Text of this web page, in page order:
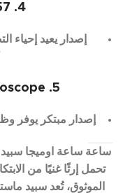
4. Speedmaster 57
5. Speedmaster Chronoscope
إصدار مبتكر يوفر
ساعة ساعة اوميجا
تحمل إرثًا غنيًا من
الموثوق، تُعد سبيد